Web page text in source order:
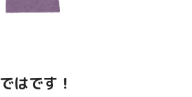
ではです！